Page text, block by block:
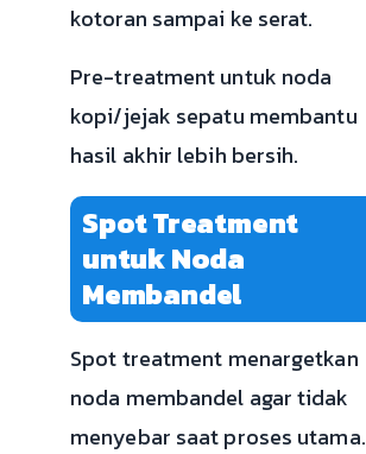
kotoran sampai ke serat.
Pre-treatment untuk noda
kopi/jejak sepatu membantu
hasil akhir lebih bersih.
Spot Treatment
untuk Noda
Membandel
Spot treatment menargetkan
noda membandel agar tidak
menyebar saat proses utama.